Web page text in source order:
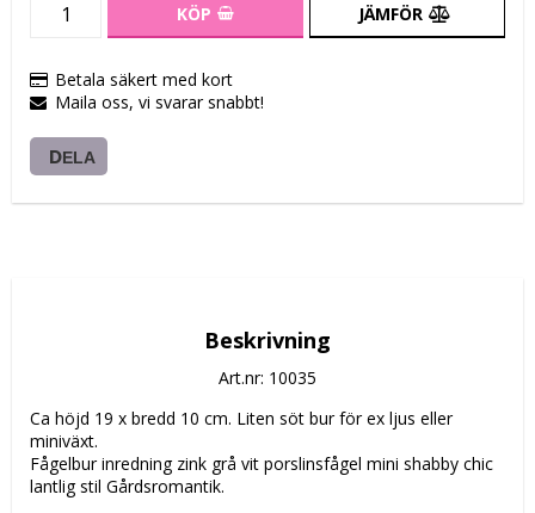
KÖP JÄMFÖR
Betala säkert med kort
Maila oss, vi svarar snabbt!
DELA
Beskrivning
Art.nr: 10035
Ca höjd 19 x bredd 10 cm. Liten söt bur för ex ljus eller
miniväxt.
Fågelbur inredning zink grå vit porslinsfågel mini shabby chic
lantlig stil Gårdsromantik.